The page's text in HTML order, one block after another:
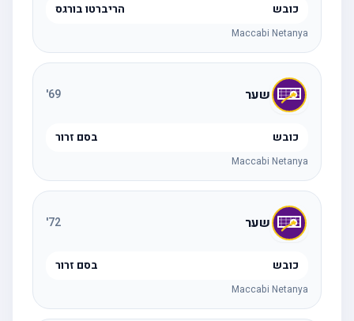
כובש הריברטו בורגס
Maccabi Netanya
שער 69
'
כובש בסם זרור
Maccabi Netanya
שער 72
'
כובש בסם זרור
Maccabi Netanya